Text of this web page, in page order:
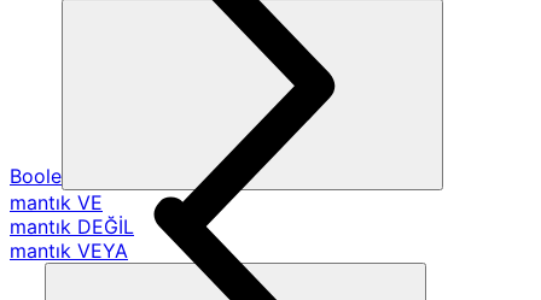
Boole
mantık VE
mantık DEĞİL
mantık VEYA